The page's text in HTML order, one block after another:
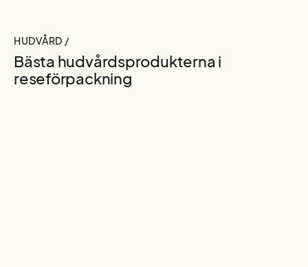
HUDVÅRD /
Bästa hudvårdsprodukterna i
reseförpackning